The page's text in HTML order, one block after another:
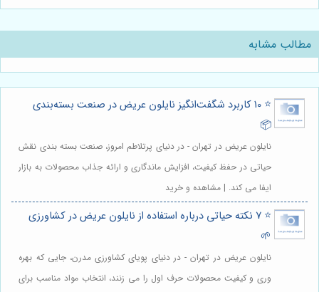
مطالب مشابه
⭐️ 10 کاربرد شگفت‌انگیز نایلون عریض در صنعت بسته‌بندی
📦
نایلون عریض در تهران - در دنیای پرتلاطم امروز، صنعت بسته بندی نقش
حیاتی در حفظ کیفیت، افزایش ماندگاری و ارائه جذاب محصولات به بازار
ایفا می کند. | مشاهده و خرید
⭐️ 7 نکته حیاتی درباره استفاده از نایلون عریض در کشاورزی
🌱
نایلون عریض در تهران - در دنیای پویای کشاورزی مدرن، جایی که بهره
وری و کیفیت محصولات حرف اول را می زنند، انتخاب مواد مناسب برای